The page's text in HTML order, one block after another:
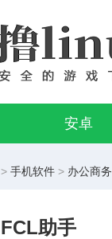
安卓
> 手机软件 > 办公商务
FCL助手